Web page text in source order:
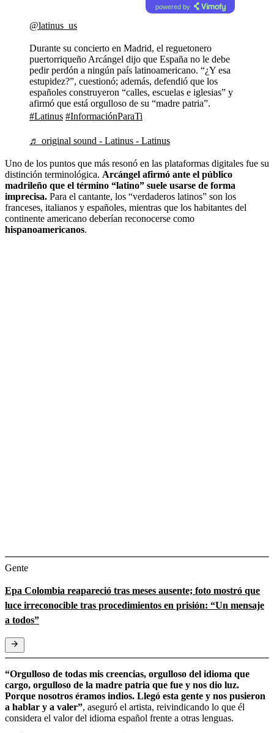
powered by
@latinus_us
Durante su concierto en Madrid, el reguetonero
puertorriqueño Arcángel dijo que España no le debe
pedir perdón a ningún país latinoamericano. “¿Y esa
estupidez?”, cuestionó; además, defendió que los
españoles construyeron “calles, escuelas e iglesias” y
afirmó que está orgulloso de su “madre patria”.
#Latinus #InformaciónParaTi
♬ original sound - Latinus - Latinus
Uno de los puntos que más resonó en las plataformas digitales fue su
distinción terminológica. Arcángel afirmó ante el público
madrileño que el término “latino” suele usarse de forma
imprecisa. Para el cantante, los “verdaderos latinos” son los
franceses, italianos y españoles, mientras que los habitantes del
continente americano deberían reconocerse como
hispanoamericanos.
Gente
Epa Colombia reapareció tras meses ausente; foto mostró que
luce irreconocible tras procedimientos en prisión: “Un mensaje
a todos”
“Orgulloso de todas mis creencias, orgulloso del idioma que
cargo, orgulloso de la madre patria que fue y nos dio luz.
Porque nosotros éramos indios. Llegó esta gente y nos pusieron
a hablar y a valer”, aseguró el artista, reivindicando lo que él
considera el valor del idioma español frente a otras lenguas.